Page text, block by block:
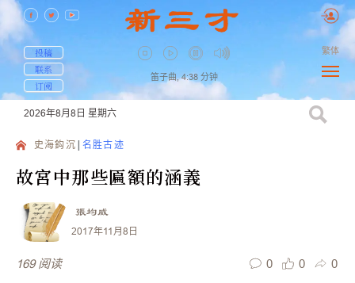
投稿
联系
订阅
笛子曲, 4:38 分钟
繁体
2026年8月8日 星期六
史海鈎沉 名胜古迹
故宮中那些匾額的涵義
張均威
2017年11月8日
169 阅读 0 0 0